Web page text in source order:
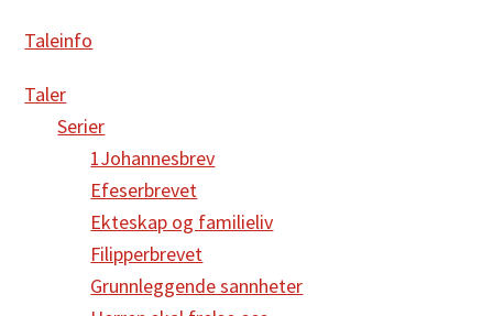
Taleinfo
Taler
Serier
1Johannesbrev
Efeserbrevet
Ekteskap og familieliv
Filipperbrevet
Grunnleggende sannheter